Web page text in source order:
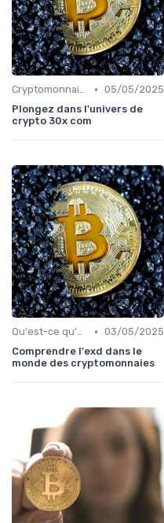
Cryptomonnaies populaires • 05/05/2025
Plongez dans l'univers de
crypto 30x com
Qu'est-ce qu'une cryptomonnaie? • 03/05/2025
Comprendre l'exd dans le
monde des cryptomonnaies